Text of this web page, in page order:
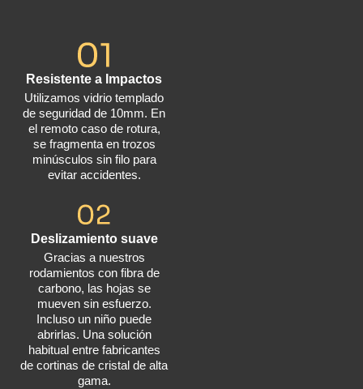
Resistente a Impactos
Utilizamos vidrio templado
de seguridad de 10mm. En
el remoto caso de rotura,
se fragmenta en trozos
minúsculos sin filo para
evitar accidentes.
Deslizamiento suave
Gracias a nuestros
rodamientos con fibra de
carbono, las hojas se
mueven sin esfuerzo.
Incluso un niño puede
abrirlas. Una solución
habitual entre fabricantes
de cortinas de cristal de alta
gama.